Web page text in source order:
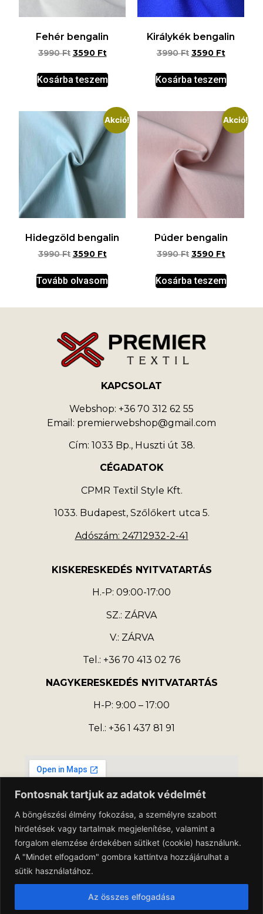
Fontosnak tartjuk az adatok védelmét
A böngészési élmény fokozása, a személyre szabott
hirdetések vagy tartalmak megjelenítése, valamint a
forgalom elemzése érdekében sütiket (cookie) használunk.
A "Mindet elfogadom" gombra kattintva hozzájárulhat a
sütik használatához.
Az összes elfogadása
Fehér bengalin
3990Ft 3590 Ft
Kosárba teszem
Királykék bengalin
3990Ft 3590 Ft
Kosárba teszem
Akció!
Hidegzöld bengalin
3990Ft 3590 Ft
Tovább olvasom
Akció!
Púder bengalin
3990Ft 3590 Ft
Kosárba teszem
KAPCSOLAT
Webshop: +36 70 312 62 55
Email: premierwebshop@gmail.com
Cím: 1033 Bp., Huszti út 38.
CÉGADATOK
CPMR Textil Style Kft.
1033. Budapest, Szőlőkert utca 5.
Adószám: 24712932-2-41
KISKERESKEDÉS NYITVATARTÁS
H.-P: 09:00-17:00
SZ.: ZÁRVA
V.: ZÁRVA
Tel.: +36 70 413 02 76
NAGYKERESKEDÉS NYITVATARTÁS
H-P: 9:00 – 17:00
Tel.: +36 1 437 81 91
Adatkezelési Tájékoztató
Általános Szerződési Feltételek